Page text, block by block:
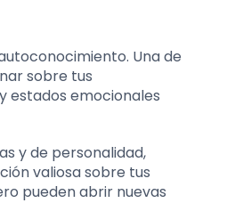
Una de
sobre tus
estados emocionales
y de personalidad,
valiosa sobre tus
pueden abrir nuevas